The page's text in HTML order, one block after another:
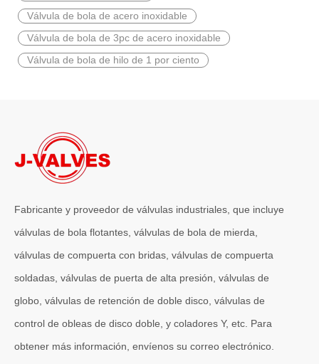
2026-06-27
Válvula de retención C95800 de alto rendimiento para resistencia a la corrosión del agua de mar y protección de tuberías costa afuera
En los sistemas de tuberías industriales donde la prevención del
¡Fabricación de precisión! Ventajas técnicas de la válvula de globo de acero fundido J-VALVES WCB 150LB, válvula de globo con brida ANSI RF/RTJ de 2-1/2' certificada
J-VALVES válvula de globo WCB ANSI de alta precisión del
Válvula de bola de acero inoxidable
Válvula de bola de 3pc de acero inoxidable
Válvula de bola de hilo de 1 por ciento
Fabricante y proveedor de válvulas industriales, que incluye
válvulas de bola flotantes, válvulas de bola de mierda,
válvulas de compuerta con bridas, válvulas de compuerta
soldadas, válvulas de puerta de alta presión, válvulas de
globo, válvulas de retención de doble disco, válvulas de
control de obleas de disco doble, y coladores Y, etc. Para
obtener más información, envíenos su correo electrónico.